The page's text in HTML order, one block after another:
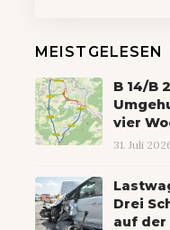
MEISTGELESEN
B 14/B
vier
31. Juli
Drei
auf der